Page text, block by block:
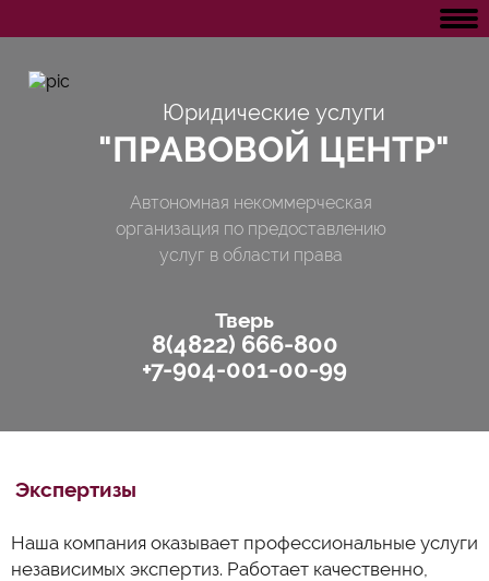
Юридические услуги
"ПРАВОВОЙ ЦЕНТР"
Автономная некоммерческая
организация по предоставлению
услуг в области права
Тверь
8(4822) 666-800
+7-904-001-00-99
Экспертизы
Наша компания оказывает профессиональные услуги
независимых экспертиз. Работает качественно,
ОТПРАВИТЬ